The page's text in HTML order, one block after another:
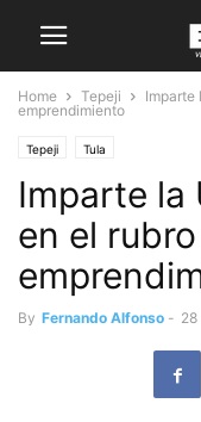
Home Tepeji
Imparte
emprendimiento
Tepeji Tula
Imparte la
en el
By Fernando Alfonso - 28